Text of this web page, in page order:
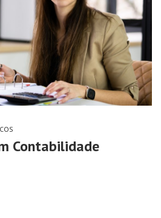
Contabilidade